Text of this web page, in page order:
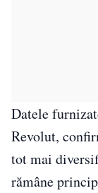
Datele
Revolut,
tot mai
rămâne